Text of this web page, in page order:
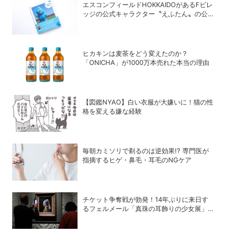
エスコンフィールドHOKKAIDOがあるFビレ
ッジの公式キャラクター〝えふたん〟の公式
ヒカキンは麦茶をどう変えたのか？
「ONICHA」が1000万本売れた本当の理由
【図鑑NYAO】白い衣服が大嫌いに！猫の性
格を変える嫌な経験
毎朝カミソリで剃るのは逆効果!? 専門医が
指摘するヒゲ・鼻毛・耳毛のNGケア
チケット争奪戦が勃発！14年ぶりに来日す
るフェルメール「真珠の耳飾りの少女展」の